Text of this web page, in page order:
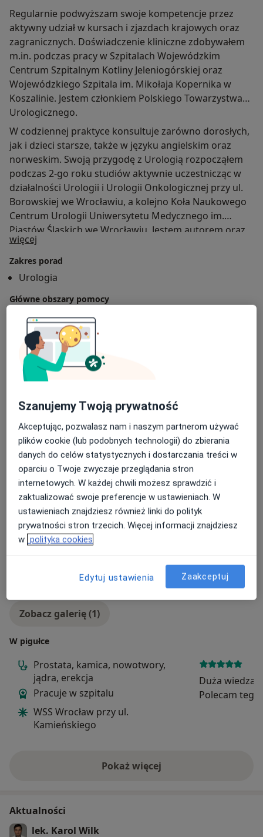
Regularnie podwyższam swoje kompetencje przez
aktywny udział w kursach i zjazdach krajowych oraz
zagranicznych. Doświadczenie kliniczne zdobywałem
m.in. podczas pracy w Szpitalach Wojewódzkim
Centrum Szpitalnym Kotliny Jeleniogórskiej oraz
Wojewódzkiego Szpitala im. Mikołaja Kopernika w
Koszalinie. Jestem członkiem Polskiego Towarzystwa
Urologicznego.
W codziennej praktyce konsultuje zarówno dorosłych,
jak i dzieci starsze, także w języku angielskim oraz
norweskim. Swoją przygodę z Urologią rozpocząłem
podczas 2-go roku studiów aktywnie uczestnicząc w
działalności Urologii i Urologii Onkologicznej przy ul.
Borowskiej we Wrocławiu, a kolejno Koła Naukowego
Centrum Urologii Uniwersytetu Medycznego im.
Piastów Śląskich we Wrocławiu. Jestem autorem oraz
współautorem prac naukowych z dziedziny Urologii.
więcej
Zakres porad
Urologia
Główne obszary pomocy
Choroby męskich narządów płciowych
Choroby nerek
Choroby przenoszone drogą płciową
Choroby urologiczne
+51a11y_sr_more_diseases
Pacjenci których przyjmuję
Dorośli (Tylko pod niektórymi adresami)
Rodzaje konsultacji
StacjonarneZobacz lokalizacje (2)
Konsultacje onlineZobacz kalendarz online
Zobacz galerię (1)
W pigułce
Prostata, kamica, nowotwory,
jądra, erekcja
Pracuje w szpitalu
WSS Wrocław przy ul.
Kamieńskiego
Duża wiedza
Polecam tego
Pokaż więcejo doświadczeniu
Aktualności
lek. Karol Wilk
Szanujemy Twoją prywatność
Akceptując, pozwalasz nam i naszym partnerom używać
plików cookie (lub podobnych technologii) do zbierania
danych do celów statystycznych i dostarczania treści w
oparciu o Twoje zwyczaje przeglądania stron
internetowych. W każdej chwili możesz sprawdzić i
zaktualizować swoje preferencje w ustawieniach. W
ustawieniach znajdziesz również linki do polityk
prywatności stron trzecich. Więcej informacji znajdziesz
w polityka cookies
Edytuj ustawienia Zaakceptuj